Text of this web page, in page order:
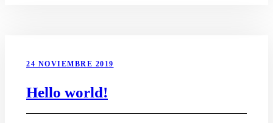
24 NOVIEMBRE 2019
Hello world!